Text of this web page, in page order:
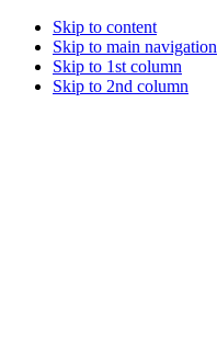
Skip to content
Skip to main navigation
Skip to 1st column
Skip to 2nd column